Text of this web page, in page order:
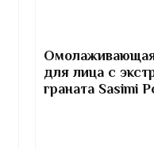
для лица с
граната Sasimi